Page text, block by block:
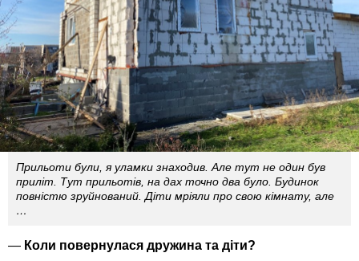
Прильоти були, я уламки знаходив. Але тут не один був
приліт. Тут прильотів, на дах точно два було. Будинок
повністю зруйнований. Діти мріяли про свою кімнату, але
…
— Коли повернулася дружина та діти?